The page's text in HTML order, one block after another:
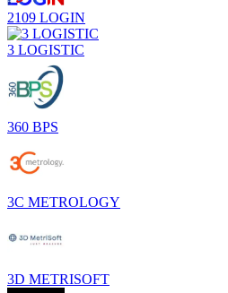
2109 LOGIN
3 LOGISTIC
360 BPS
3C METROLOGY
3D METRISOFT